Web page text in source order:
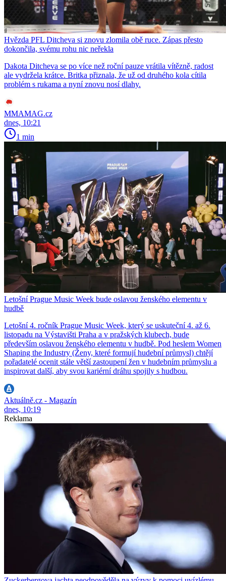
Hvězda PFL Ditcheva si znovu zlomila obě ruce. Zápas přesto
dokončila, svému rohu nic neřekla
Dakota Ditcheva se po více než roční pauze vrátila vítězně, radost
ale vydržela krátce. Britka přiznala, že už od druhého kola cítila
problém s rukama a nyní znovu nosí dlahy.
MMAMAG.cz
dnes, 10:21
1 min
Letošní Prague Music Week bude oslavou ženského elementu v
hudbě
Letošní 4. ročník Prague Music Week, který se uskuteční 4. až 6.
listopadu na Výstavišti Praha a v pražských klubech, bude
především oslavou ženského elementu v hudbě. Pod heslem Women
Shaping the Industry (Ženy, které formují hudební průmysl) chtějí
pořadatelé ocenit stále větší zastoupení žen v hudebním průmyslu a
inspirovat další, aby svou kariérní dráhu spojily s hudbou.
Aktuálně.cz - Magazín
dnes, 10:19
Reklama